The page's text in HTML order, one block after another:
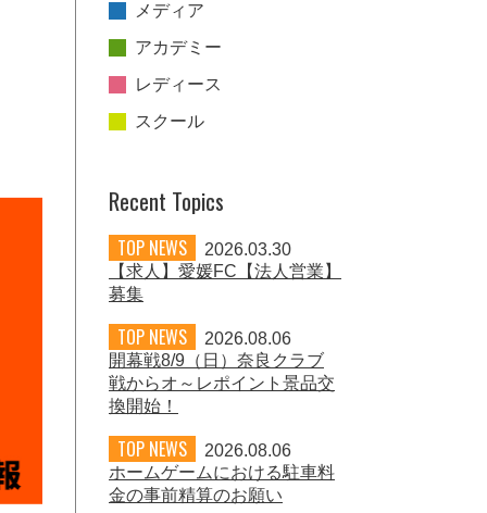
メディア
アカデミー
レディース
スクール
Recent Topics
TOP NEWS
2026.03.30
【求人】愛媛FC【法人営業】
募集
TOP NEWS
2026.08.06
開幕戦8/9（日）奈良クラブ
戦からオ～レポイント景品交
換開始！
TOP NEWS
2026.08.06
ホームゲームにおける駐車料
金の事前精算のお願い